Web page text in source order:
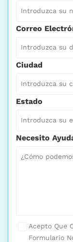
Correo
Ciudad
Estado
Necesito
Acepto Que
Formulario